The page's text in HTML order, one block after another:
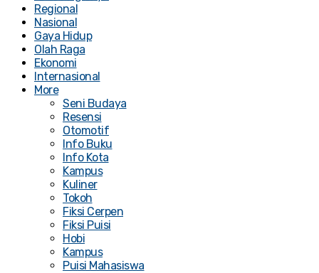
Regional
Nasional
Gaya Hidup
Olah Raga
Ekonomi
Internasional
More
Seni Budaya
Resensi
Otomotif
Info Buku
Info Kota
Kampus
Kuliner
Tokoh
Fiksi Cerpen
Fiksi Puisi
Hobi
Kampus
Puisi Mahasiswa